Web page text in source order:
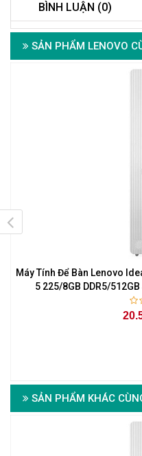
BÌNH LUẬN (0)
SẢN PHẨM LENOVO
Máy Tính Để Bàn Lenovo
5 225/8GB DDR5/
SẢN PHẨM KHÁC